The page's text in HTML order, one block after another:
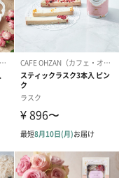
た、華やかさと高級
なる大人可愛いパッ